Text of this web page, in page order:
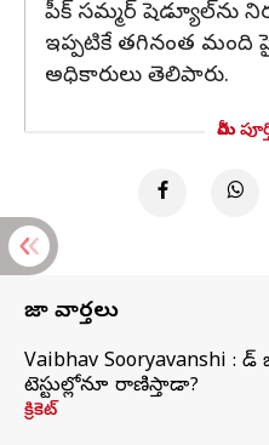
పీక్ సమ్మర్ షెడ్యూల్‌ను
ఇప్పటికే తగినంత మంది
అధికారులు తెలిపారు.
మీరు
తాజా వార్తలు
Vaibhav Sooryavanshi :
టెస్టుల్లోనూ రాణిస్తాడా?
క్రికెట్